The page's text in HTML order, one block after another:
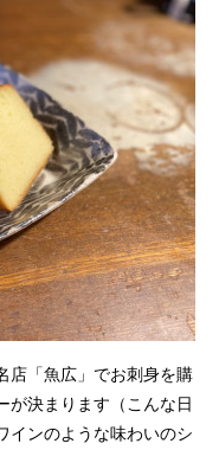
店「魚広」でお刺身を購
が決まります（こんな日
インのような味わいのシ